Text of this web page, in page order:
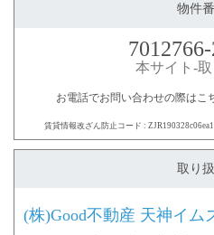
物件
本サイト-
お電話でお問い合わせの際はこ
賃貸情報改ざん防止コード :
取り
(株)Good不動産 天神イム